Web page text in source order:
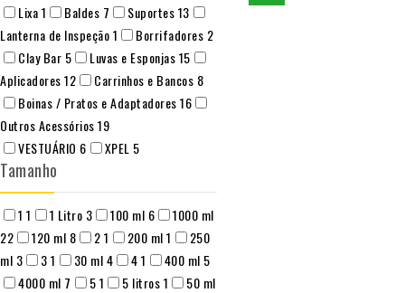
Lixa1 Baldes 7 Suportes13
Lanterna de Inspeção1 Borrifadores 2
Clay Bar 5 Luvas e Esponjas15
Aplicadores12 Carrinhos e Bancos 8
Boinas / Pratos e Adaptadores16
Outros Acessórios19
VESTUÁRIO 6 XPEL 5
Tamanho
1 1 1 Litro 3 100 ml 6
1000 ml
22
120 ml 8 21 200 ml1
250
ml 3 31 30 ml4 41 400 ml 5
4000 ml 7 51 5 litros1
50 ml